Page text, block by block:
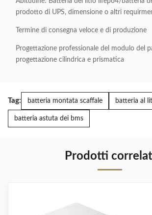
prodotto di UPS, dimensione o altri
Termine di consegna veloce e di produzione
Progettazione professionale del modulo del
progettazione cilindrica e prismatica
Tag: batteria montata scaffale batteria al
batteria astuta dei bms
Prodotti